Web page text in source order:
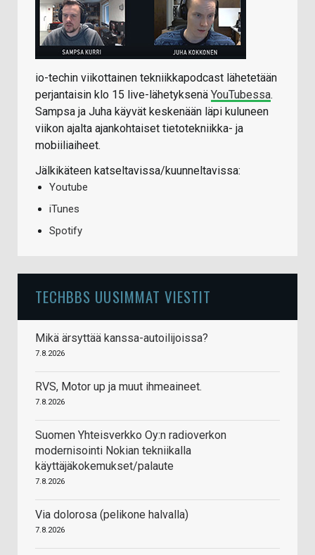
io-techin viikottainen tekniikkapodcast lähetetään
perjantaisin klo 15 live-lähetyksenä YouTubessa.
Sampsa ja Juha käyvät keskenään läpi kuluneen
viikon ajalta ajankohtaiset tietotekniikka- ja
mobiiliaiheet.
Jälkikäteen katseltavissa/kuunneltavissa:
Youtube
iTunes
Spotify
TECHBBS UUSIMMAT VIESTIT
Mikä ärsyttää kanssa-autoilijoissa?
7.8.2026
RVS, Motor up ja muut ihmeaineet.
7.8.2026
Suomen Yhteisverkko Oy:n radioverkon
modernisointi Nokian tekniikalla
käyttäjäkokemukset/palaute
7.8.2026
Via dolorosa (pelikone halvalla)
7.8.2026